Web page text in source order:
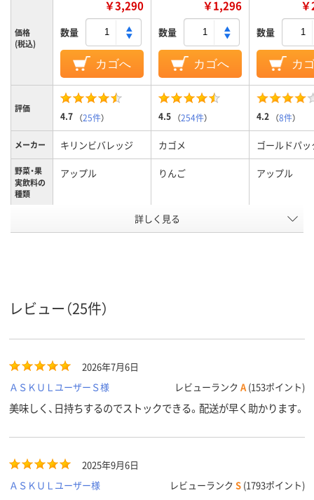
価格
(税込)
￥3,290
数量
カゴへ
￥1,296
数量
カゴへ
数量
カ
評価
4.7 （25件） 4.5 （254件） 4.2 （8件）
メーカー キリンビバレッジ カゴメ ゴールドパッ
野菜・果
実飲料の
種類
アップル りんご アップル
分
果汁100%
スコア
60
詳しく見る
レビュー（25件）
2026年7月6日
ＡＳＫＵＬユーザーＳ様
レビューランク A (153ポイント)
美味しく、日持ちするのでストックできる。配送が早く助かります。
2025年9月6日
ＡＳＫＵＬユーザー様
レビューランク S (1793ポイント)